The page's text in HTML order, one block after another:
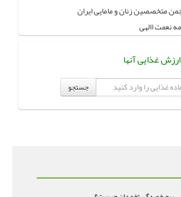
متخصصین زنان و مامایی ایران
نعمت االهی
غذایی آنها
جستجو